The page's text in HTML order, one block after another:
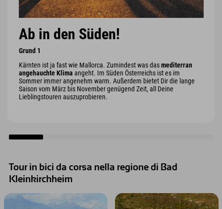
Ab in den Süden!
Grund 1
Kärnten ist ja fast wie Mallorca. Zumindest was dasmediterran
angehauchte Klima angeht. Im Süden Österreichs ist es im
Sommer immer angenehm warm. Außerdem bietet Dir die lange
Saison vom März bis November genügend Zeit, all Deine
Lieblingstouren auszuprobieren.
Tour in bici da corsa nella regione di Bad
Kleinkirchheim